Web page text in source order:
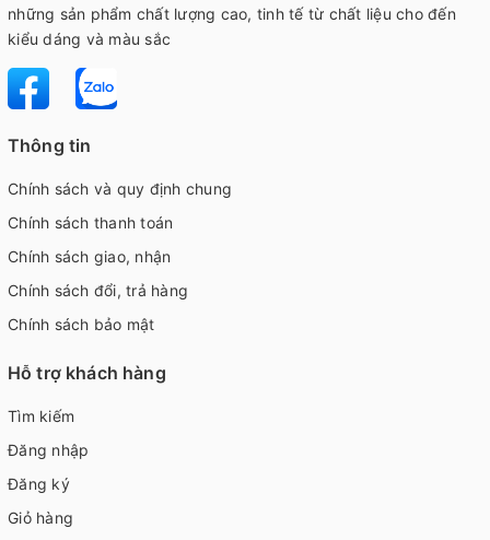
những sản phẩm chất lượng cao, tinh tế từ chất liệu cho đến
kiểu dáng và màu sắc
Thông tin
Chính sách và quy định chung
Chính sách thanh toán
Chính sách giao, nhận
Chính sách đổi, trả hàng
Chính sách bảo mật
Hỗ trợ khách hàng
Tìm kiếm
Đăng nhập
Đăng ký
Giỏ hàng